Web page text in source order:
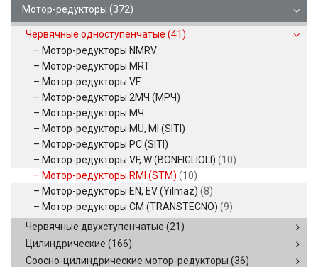
Мотор-редукторы (372)
Червячные одноступенчатые (41)
Мотор-редукторы NMRV
Мотор-редукторы MRT
Мотор-редукторы VF
Мотор-редукторы 2МЧ (МРЧ)
Мотор-редукторы МЧ
Мотор-редукторы MU, MI (SITI)
Мотор-редукторы PC (SITI)
Мотор-редукторы VF, W (BONFIGLIOLI) (10)
Мотор-редукторы RMI (STM) (10)
Мотор-редукторы EN, EV (Yilmaz) (8)
Мотор-редукторы CM (TRANSTECNO) (9)
Червячные двухступенчатые (21)
Цилиндрические (166)
Соосно-цилиндрические мотор-редукторы (36)